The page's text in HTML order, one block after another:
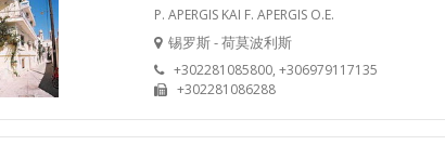
P. APERGIS KAI F. APERGIS O.E.
锡罗斯 - 荷莫波利斯
+302281085800, +306979117135
+302281086288